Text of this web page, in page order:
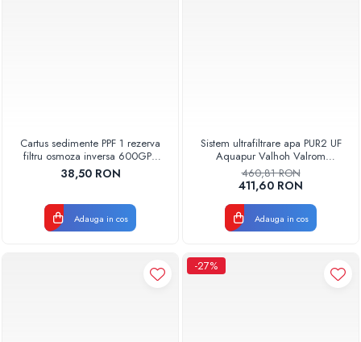
Cartus sedimente PPF 1 rezerva
filtru osmoza inversa 600GPD
87220370601 RO-600 Aquapur
Valhoh Valrom
38,50 RON
Adauga in cos
Sistem ultrafiltrare apa PUR2 UF
Aquapur Valhoh Valrom
AQUA04220411020
460,81 RON
411,60 RON
Adauga in cos
-27%